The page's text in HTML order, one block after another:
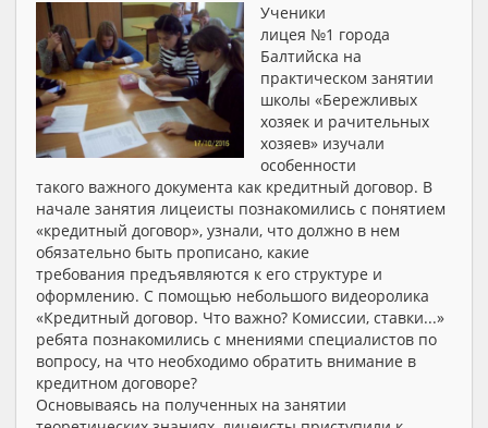
Ученики
лицея №1 города
Балтийска на
практическом занятии
школы «Бережливых
хозяек и рачительных
хозяев» изучали
особенности
такого важного документа как кредитный договор. В
начале занятия лицеисты познакомились с понятием
«кредитный договор», узнали, что должно в нем
обязательно быть прописано, какие
требования предъявляются к его структуре и
оформлению. С помощью небольшого видеоролика
«Кредитный договор. Что важно? Комиссии, ставки...»
ребята познакомились с мнениями специалистов по
вопросу, на что необходимо обратить внимание в
кредитном договоре?
Основываясь на полученных на занятии